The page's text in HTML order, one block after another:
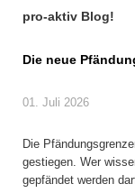
pro-aktiv Blog!
Die neue
01. Juli 2026
Die
gestiegen. Wer
gepfändet werden